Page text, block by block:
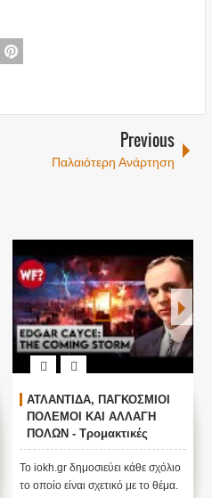
Previous
Παλαιότερη Ανάρτηση
ΑΤΛΑΝΤΙΔΑ, ΠΑΓΚΟΣΜΙΟΙ
ΠΟΛΕΜΟΙ ΚΑΙ ΑΛΛΑΓΗ
ΠΟΛΩΝ - Τρομακτικές
προβλέψεις του Edgar
Cayce (Video)
Το iokh.gr δημοσιεύει κάθε σχόλιο
το οποίο είναι σχετικό με το θέμα.